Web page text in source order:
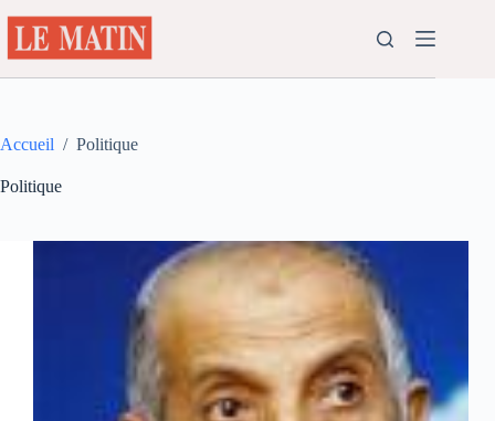
au
contenu
Accueil / Politique
Politique